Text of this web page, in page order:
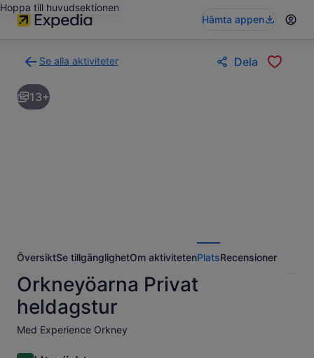
Hoppa till huvudsektionen
Hämta appen
Se alla aktiviteter
tillbaka
till
resultatsidan
Dela
13+
ÖversiktSe tillgänglighetOm aktivitetenPlatsRecensioner
Orkneyöarna Privat
heldagstur
Med Experience Orkney